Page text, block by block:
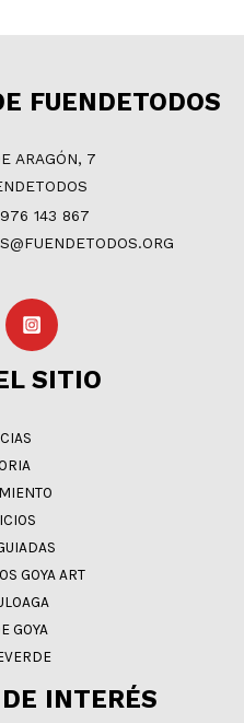
FUENDETODOS
ARAGÓN, 7
143 867
SITIO
GOYA ART
GOYA
INTERÉS